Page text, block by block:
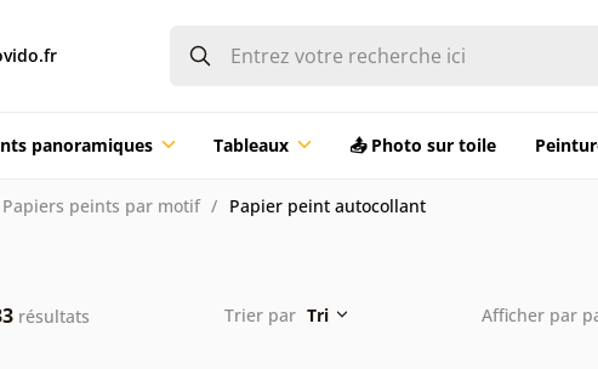
panoramiques Tableaux 📤 Photo sur toile
Papiers peints par motif Papier peint autocollant
résultats Trier par Tri Afficher par